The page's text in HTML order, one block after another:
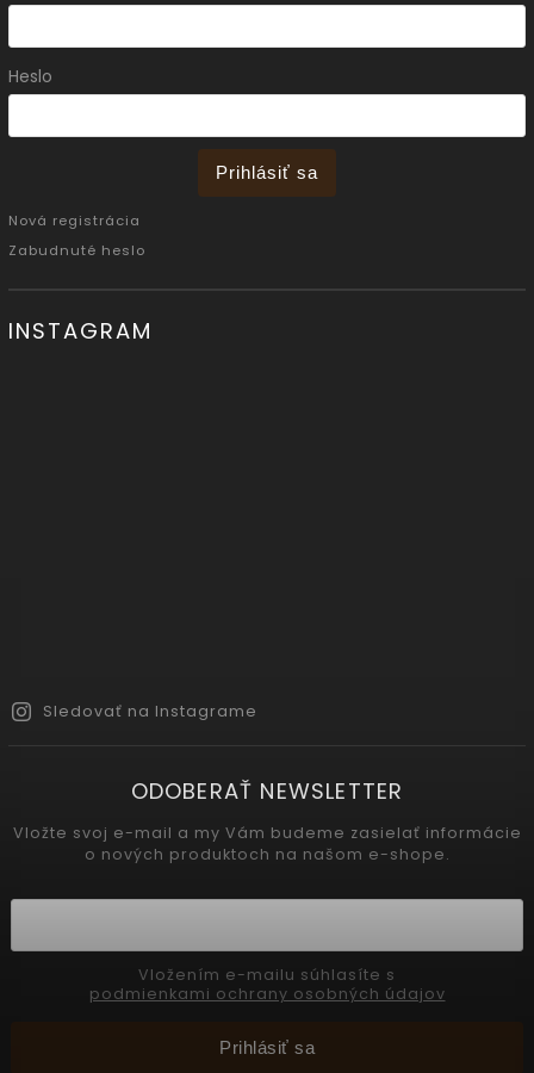
Heslo
Prihlásiť sa
Nová registrácia
Zabudnuté heslo
INSTAGRAM
Sledovať na Instagrame
ODOBERAŤ NEWSLETTER
Vložte svoj e-mail a my Vám budeme zasielať informácie
o nových produktoch na našom e-shope.
podmienkami ochrany osobných údajov
Prihlásiť sa